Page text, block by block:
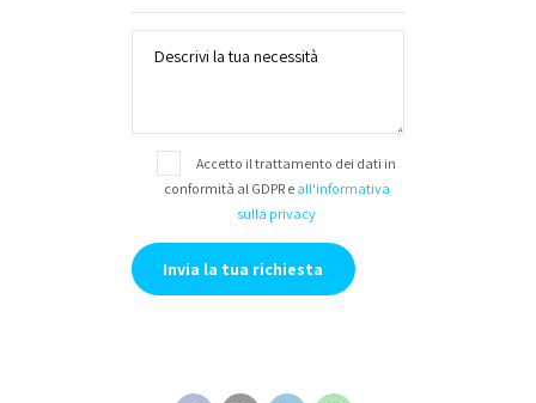
Accetto il trattamento dei dati in
conformità al GDPR e all'informativa
sulla privacy